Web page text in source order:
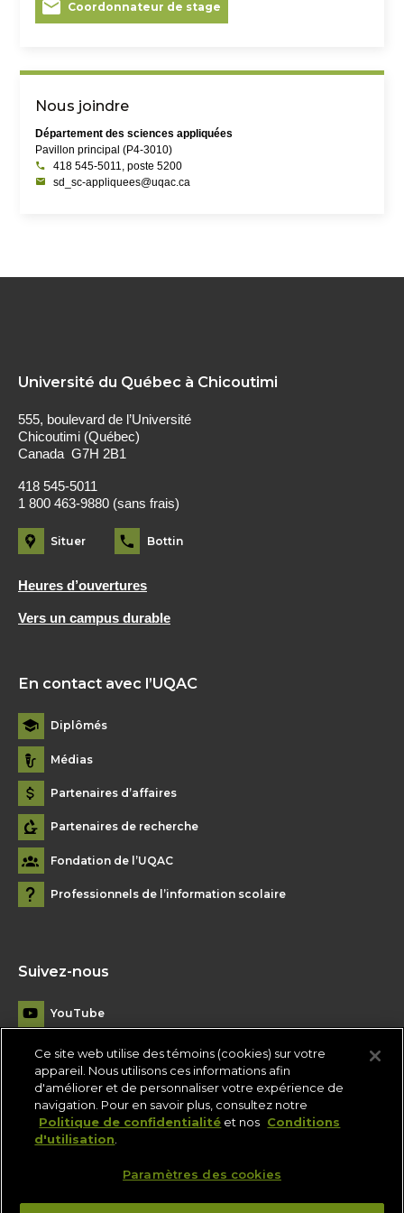
montage) pour la Formule SAE
Local du club de robotique
Coordonnateur de stage
Nous joindre
Département des sciences appliquées
Pavillon principal (P4-3010)
418 545-5011, poste 5200
sd_sc-appliquees@uqac.ca
Université du Québec à Chicoutimi
555, boulevard de l’Université
Chicoutimi (Québec)
Canada G7H 2B1
418 545-5011
1 800 463-9880 (sans frais)
Situer Bottin
Heures d’ouvertures
Vers un campus durable
En contact avec l’UQAC
Diplômés
Médias
Partenaires d’affaires
Partenaires de recherche
Fondation de l’UQAC
Professionnels de l’information scolaire
Suivez-nous
YouTube
Facebook
LinkedIn
Instagram
Flickr
Ce site web utilise des témoins (cookies) sur votre
appareil. Nous utilisons ces informations afin
d'améliorer et de personnaliser votre expérience de
navigation. Pour en savoir plus, consultez notre
Politique de confidentialité et nos Conditions
d'utilisation
Paramètres des cookies